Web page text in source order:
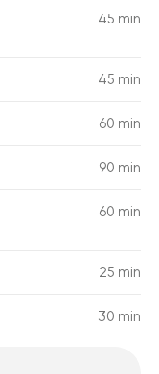
45 min
45 min
60 min
90 min
60 min
25 min
30 min